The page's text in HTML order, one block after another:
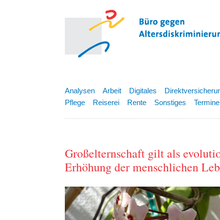
Analysen Arbeit Digitales
Pflege
Reiserei Rente Sonstiges Termine
Großelternschaft gilt als
Erhöhung der menschlichen